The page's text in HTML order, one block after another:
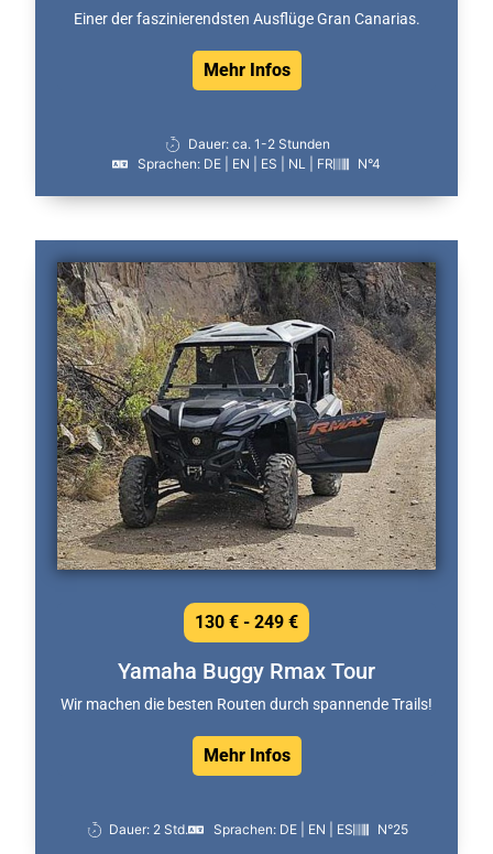
Einer der faszinierendsten Ausflüge Gran Canarias.
Mehr Infos
Dauer: ca. 1-2 Stunden
Sprachen: DE | EN | ES | NL | FR
N°4
Yamaha Buggy Rmax Tour
Wir machen die besten Routen durch spannende Trails!
Mehr Infos
130 € - 249 €
Dauer: 2 Std. Sprachen: DE | EN | ES N°25